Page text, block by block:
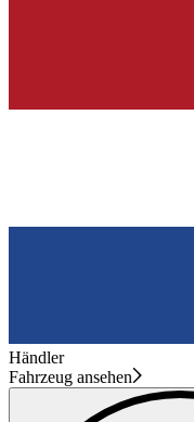
Händler
Fahrzeug ansehen